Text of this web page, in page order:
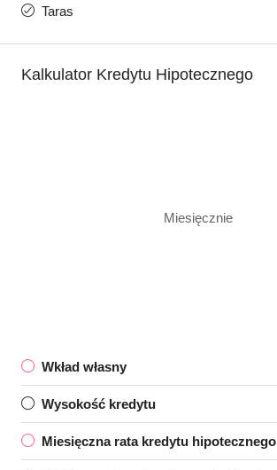
Taras
Kalkulator Kredytu Hipotecznego
Miesięcznie
Wkład własny
Wysokość kredytu
Miesięczna rata kredytu hipotecznego